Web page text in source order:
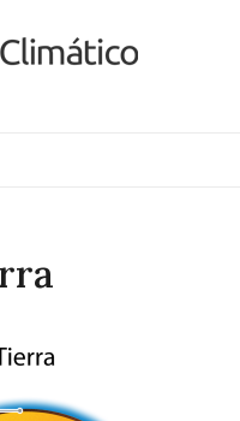
desde 1997